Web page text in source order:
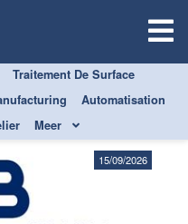
Traitement De Surface
Automatisation
Meer
15/09/2026